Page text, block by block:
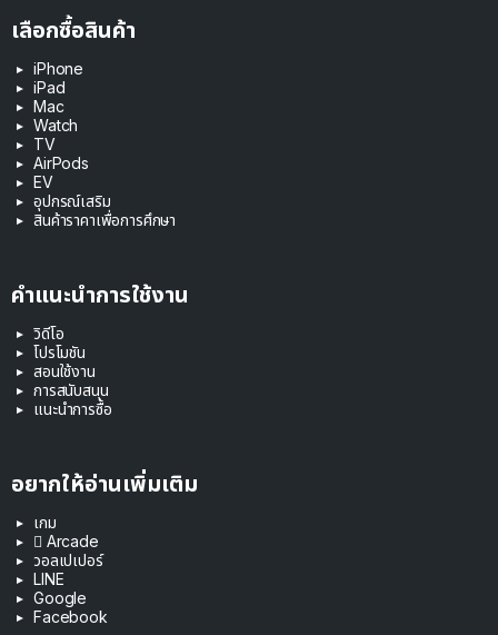
เลือกซื้อสินค้า
iPhone
iPad
Mac
Watch
TV
AirPods
EV
อุปกรณ์เสริม
สินค้าราคาเพื่อการศึกษา
คำแนะนำการใช้งาน
วิดีโอ
โปรโมชัน
สอนใช้งาน
การสนับสนุน
แนะนำการซื้อ
อยากให้อ่านเพิ่มเติม
เกม
 Arcade
วอลเปเปอร์
LINE
Google
Facebook